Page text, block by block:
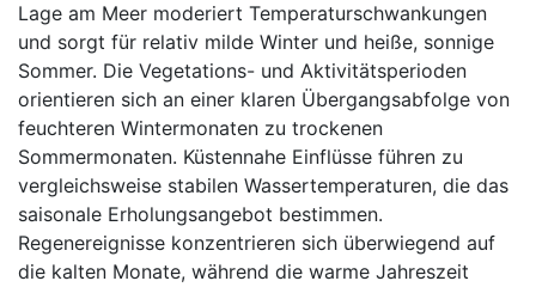
Lage am Meer moderiert Temperaturschwankungen
und sorgt für relativ milde Winter und heiße, sonnige
Sommer. Die Vegetations- und Aktivitätsperioden
orientieren sich an einer klaren Übergangsabfolge von
feuchteren Wintermonaten zu trockenen
Sommermonaten. Küstennahe Einflüsse führen zu
vergleichsweise stabilen Wassertemperaturen, die das
saisonale Erholungsangebot bestimmen.
Regenereignisse konzentrieren sich überwiegend auf
die kalten Monate, während die warme Jahreszeit